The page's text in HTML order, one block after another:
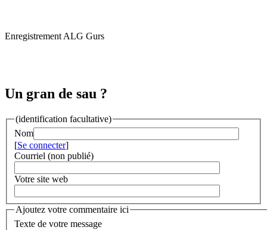
Enregistrement ALG Gurs
Un gran de sau ?
(identification facultative)
Nom
[Se connecter]
Courriel (non publié)
Votre site web
Ajoutez votre commentaire ici
Texte de votre message